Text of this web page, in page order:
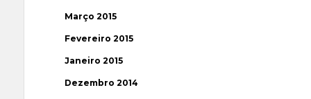
Março 2015
Fevereiro 2015
Janeiro 2015
Dezembro 2014